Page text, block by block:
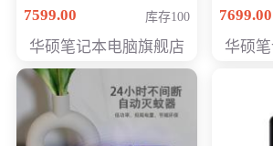
川银 oled 智慧轻薄本 会
7599.00 库存100
华硕笔记本电脑旗舰店
空蓝 oled 智慧轻薄本 会
7699.00
华硕